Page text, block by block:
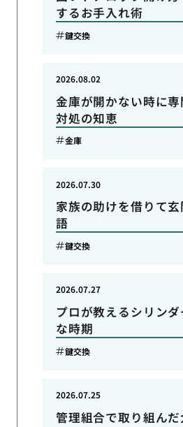
するお手入れ術
鍵交換
金庫が開かない時に
対処の知恵
2026.08.02
金庫
家族の助けを借りて
語
2026.07.30
鍵交換
プロが教えるシリン
な時期
2026.07.27
鍵交換
管理組合で取り組ん
2026.07.25